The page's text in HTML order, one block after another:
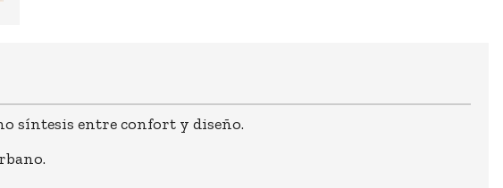
síntesis entre confort y diseño.